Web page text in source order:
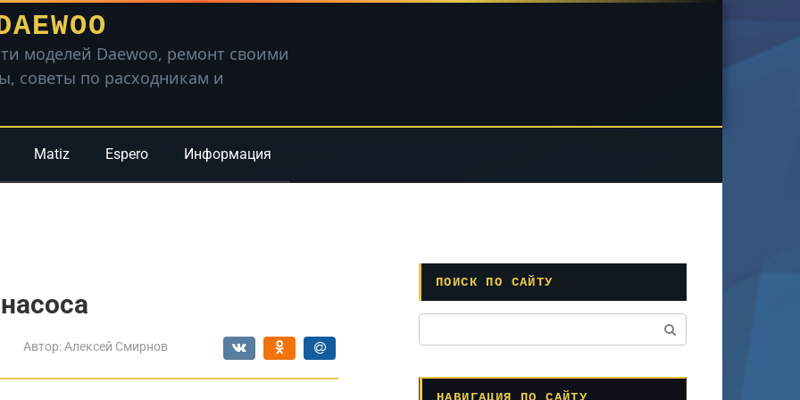
моделей Daewoo, ремонт своими
советы по расходникам и
Matiz Espero Информация
Автор: Алексей Смирнов
ПОИСК ПО САЙТУ